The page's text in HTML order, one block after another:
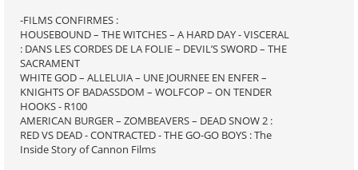
-FILMS CONFIRMES :
HOUSEBOUND – THE WITCHES – A HARD DAY - VISCERAL
: DANS LES CORDES DE LA FOLIE – DEVIL’S SWORD – THE
SACRAMENT
WHITE GOD – ALLELUIA – UNE JOURNEE EN ENFER –
KNIGHTS OF BADASSDOM – WOLFCOP – ON TENDER
HOOKS - R100
AMERICAN BURGER – ZOMBEAVERS – DEAD SNOW 2 :
RED VS DEAD - CONTRACTED - THE GO-GO BOYS : The
Inside Story of Cannon Films